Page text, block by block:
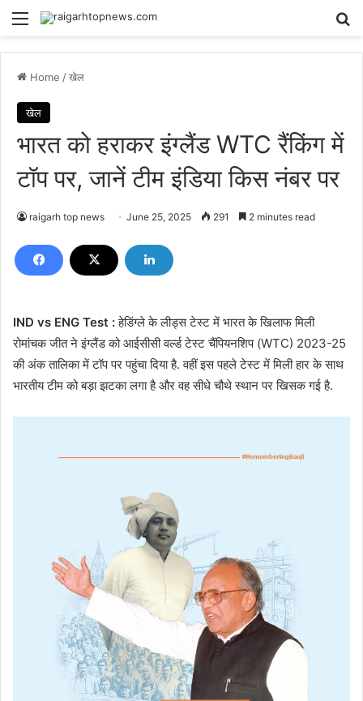
Menu
Home /खेल
खेल
भारत को हराकर इंग्लैंड WTC रैंकिंग में
टॉप पर, जानें टीम इंडिया किस नंबर पर
raigarh top news June 25, 2025 291 2 minutes read
IND vs ENG Test :हेडिंग्ले के लीड्स टेस्ट में भारत के खिलाफ मिली
रोमांचक जीत ने इंग्लैंड को आईसीसी वर्ल्ड टेस्ट चैंपियनशिप (WTC) 2023-25
की अंक तालिका में टॉप पर पहुंचा दिया है. वहीं इस पहले टेस्ट में मिली हार के साथ
भारतीय टीम को बड़ा झटका लगा है और वह सीधे चौथे स्थान पर खिसक गई है.